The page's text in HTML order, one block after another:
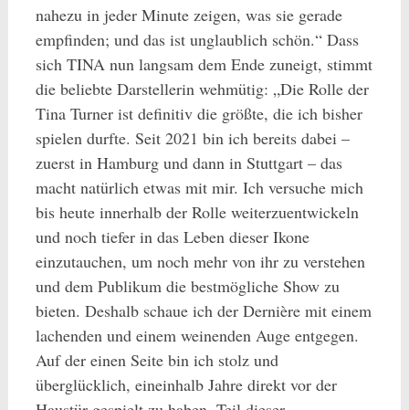
nahezu in jeder Minute zeigen, was sie gerade
empfinden; und das ist unglaublich schön.“ Dass
sich TINA nun langsam dem Ende zuneigt, stimmt
die beliebte Darstellerin wehmütig: „Die Rolle der
Tina Turner ist definitiv die größte, die ich bisher
spielen durfte. Seit 2021 bin ich bereits dabei –
zuerst in Hamburg und dann in Stuttgart – das
macht natürlich etwas mit mir. Ich versuche mich
bis heute innerhalb der Rolle weiterzuentwickeln
und noch tiefer in das Leben dieser Ikone
einzutauchen, um noch mehr von ihr zu verstehen
und dem Publikum die bestmögliche Show zu
bieten. Deshalb schaue ich der Dernière mit einem
lachenden und einem weinenden Auge entgegen.
Auf der einen Seite bin ich stolz und
überglücklich, eineinhalb Jahre direkt vor der